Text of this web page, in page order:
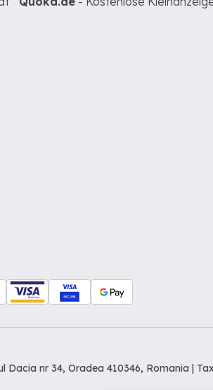
Dacia nr 34, Oradea 410346, Romania |